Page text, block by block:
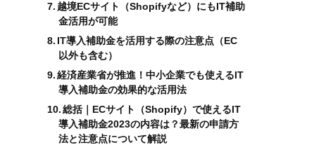
越境ECサイト（Shopifyなど）にもIT補助
金活用が可能
IT導入補助金を活用する際の注意点（EC
以外も含む）
経済産業省が推進！中小企業でも使えるIT
導入補助金の効果的な活用法
総括｜ECサイト（Shopify）で使えるIT
導入補助金2023の内容は？最新の申請方
法と注意点について解説